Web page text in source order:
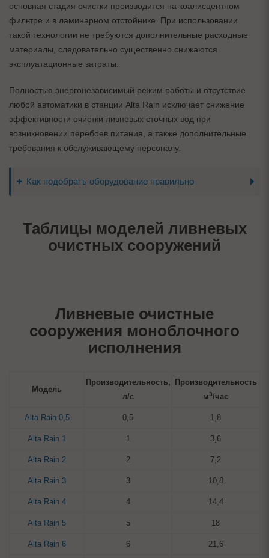
основная стадия очистки производится на коалисцентном
фильтре и в ламинарном отстойнике. При использовании
такой технологии не требуются дополнительные расходные
материалы, следовательно существенно снижаются
эксплуатационные затраты.
Полностью энергонезависимый режим работы и отсутствие
любой автоматики в станции Alta Rain исключает снижение
эффективности очистки ливневых сточных вод при
возникновении перебоев питания, а также дополнительные
требования к обслуживающему персоналу.
Как подобрать оборудование правильно
Таблицы моделей ливневых
очистных сооружений
Ливневые очистные
сооружения моноблочного
исполнения
Модель
Производительность,
л/с
Производительность
м3/час
Alta Rain 0,5 0,5 1,8
Alta Rain 1 1 3,6
Alta Rain 2 2 7,2
Alta Rain 3 3 10,8
Alta Rain 4 4 14,4
Alta Rain 5 5 18
Alta Rain 6 6 21,6